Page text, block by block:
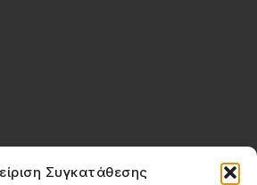
Συγκατάθεσης